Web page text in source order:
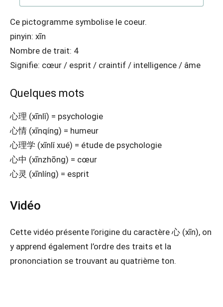
Ce pictogramme symbolise le coeur.
pinyin: xīn
Nombre de trait: 4
Signifie: cœur / esprit / craintif / intelligence / âme
Quelques mots
心理 (xīnlǐ) = psychologie
心情 (xīnqíng) = humeur
心理学 (xīnlǐ xué) = étude de psychologie
心中 (xīnzhōng) = cœur
心灵 (xīnlíng) = esprit
Vidéo
Cette vidéo présente l’origine du caractère 心 (xīn), on
y apprend également l’ordre des traits et la
prononciation se trouvant au quatrième ton.